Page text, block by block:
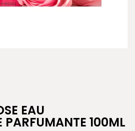
EAU
PARFUMANTE 100ML